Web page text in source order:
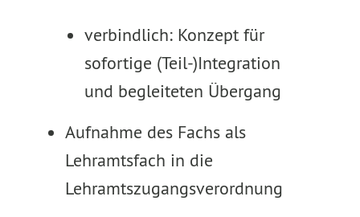
verbindlich: Konzept für
sofortige (Teil-)Integration
und begleiteten Übergang
Aufnahme des Fachs als
Lehramtsfach in die
Lehramtszugangsverordnung